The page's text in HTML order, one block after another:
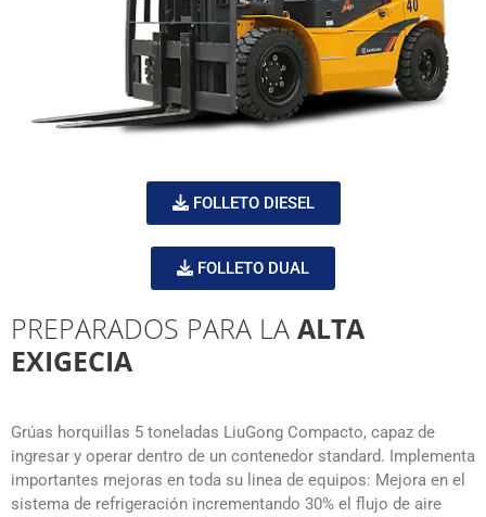
FOLLETO DIESEL
FOLLETO DUAL
PREPARADOS PARA LA ALTA
EXIGECIA
Grúas horquillas 5 toneladas LiuGong Compacto, capaz de
ingresar y operar dentro de un contenedor standard. Implementa
importantes mejoras en toda su linea de equipos: Mejora en el
sistema de refrigeración incrementando 30% el flujo de aire